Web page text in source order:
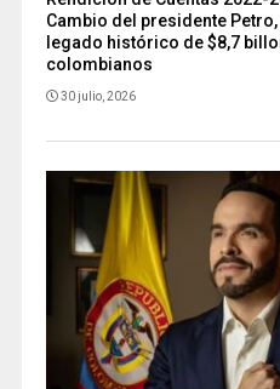
Cambio del presidente
legado histórico de $8,7
colombianos
30 julio, 2026